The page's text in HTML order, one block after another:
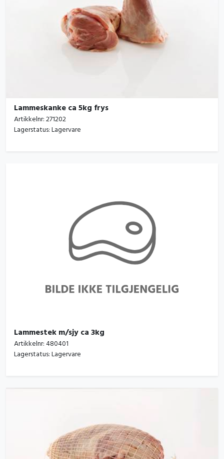
Lammeskanke ca 5kg frys
Artikkelnr:271202
Lagerstatus:Lagervare
Lammestek m/sjy ca 3kg
Artikkelnr:480401
Lagerstatus:Lagervare